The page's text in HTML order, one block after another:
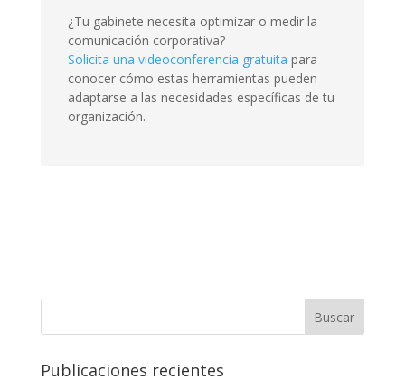
¿Tu gabinete necesita optimizar o medir la
comunicación corporativa?
Solicita una videoconferencia gratuita para
conocer cómo estas herramientas pueden
adaptarse a las necesidades específicas de tu
organización.
Buscar
Publicaciones recientes